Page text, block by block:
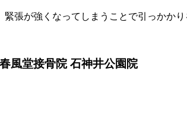
張が強くなってしまうことで引っかかり
風堂接骨院 石神井公園院